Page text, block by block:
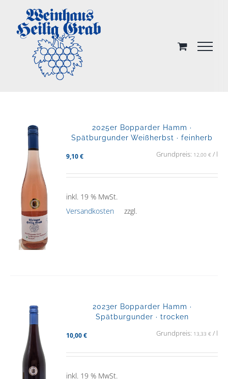
content
2025er Bopparder Hamm ·
Spätburgunder Weißherbst · feinherb
9,10€ Grundpreis: 12,00 €/ l
inkl. 19 % MwSt.
zzgl.
Versandkosten
2023er Bopparder Hamm ·
Spätburgunder · trocken
10,00€ Grundpreis: 13,33 €/ l
inkl. 19 % MwSt.